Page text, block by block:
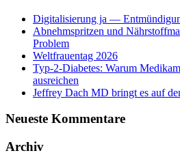
Digitalisierung ja —
Abnehmspritzen und
Problem
Weltfrauentag 2026
Typ-2-Diabetes: Warum
ausreichen
Jeffrey Dach MD bringt es auf
Neueste Kommentare
Archiv